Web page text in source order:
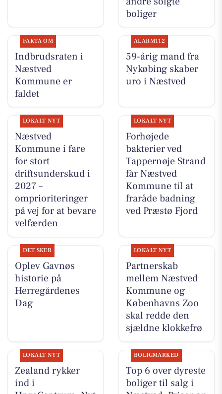
boliger
FAKTA OM
Indbrudsraten i
Næstved
Kommune er
faldet
ALARM112
59-årig mand fra
Nykøbing skaber
uro i Næstved
LOKALT NYT
Næstved
Kommune i fare
for stort
driftsunderskud i
2027 –
omprioriteringer
på vej for at bevare
velfærden
LOKALT NYT
Forhøjede
bakterier ved
Tappernøje Strand
får Næstved
Kommune til at
fraråde badning
ved Præstø Fjord
DET SKER
Oplev Gavnøs
historie på
Herregårdenes
Dag
LOKALT NYT
Partnerskab
mellem Næstved
Kommune og
Københavns Zoo
skal redde den
sjældne klokkefrø
LOKALT NYT
Zealand rykker
ind i
BOLIGMARKED
Top 6 over dyreste
boliger til salg i